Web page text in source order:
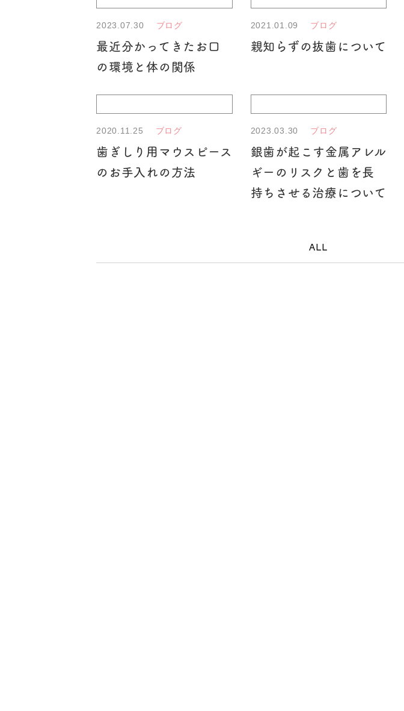
2023.07.30 ブログ
最近分かってきたお口
の環境と体の関係
2021.01.09 ブログ
親知らずの抜歯について
2020.11.25 ブログ
歯ぎしり用マウスピース
のお手入れの方法
2023.03.30 ブログ
銀歯が起こす金属アレル
ギーのリスクと歯を長
持ちさせる治療について
ALL